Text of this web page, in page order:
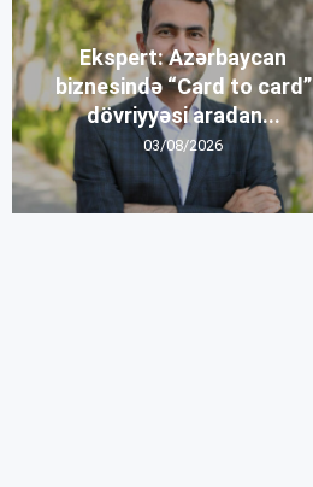
Ekspert: Azərbaycan
biznesində “Card to card”
dövriyyəsi aradan...
03/08/2026